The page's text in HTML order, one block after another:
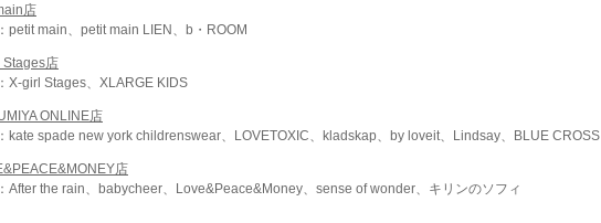
店
petit main、petit main LIEN、b・ROOM
Stages店
X-girl Stages、XLARGE KIDS
ONLINE店
kate spade new york childrenswear、LOVETOXIC、kladskap、by loveit、Lindsay、BLUE CROSS
店
After the rain、babycheer、Love&Peace&Money、sense of wonder、キリンのソフィ